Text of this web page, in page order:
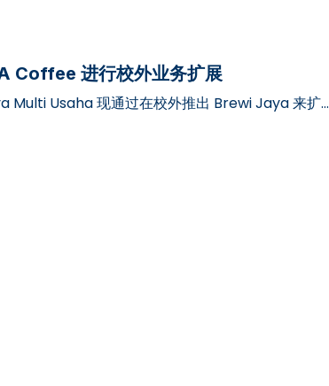
Coffee 进行校外业务扩展
Multi Usaha 现通过在校外推出 Brewi Jaya 来扩展
在潘达安-玛琅…